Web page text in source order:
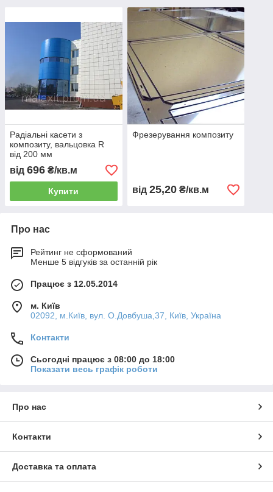
Радіальні касети з
композиту, вальцовка R
від 200 мм
від 696 ₴/кв.м
Купити
Фрезерування композиту
від 25,20₴/кв.м
Про нас
Рейтинг не сформований
Менше 5 відгуків за останній рік
Працює з 12.05.2014
м. Київ
02092, м.Київ, вул. О.Довбуша,37, Київ, Україна
Контакти
Сьогодні працює з 08:00 до 18:00
Показати весь графік роботи
Про нас
Контакти
Доставка та оплата